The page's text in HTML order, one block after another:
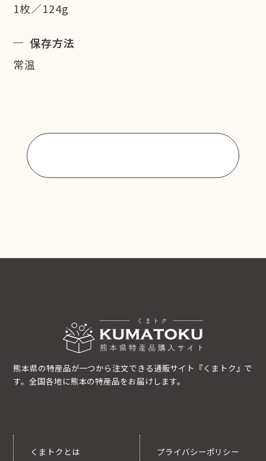
1枚／124g
保存方法
常温
熊本県の特産品が一つから注文できる通販サイト『くまトク』で
す。全国各地に熊本の特産品をお届けします。
くまトクとは プライバシーポリシー